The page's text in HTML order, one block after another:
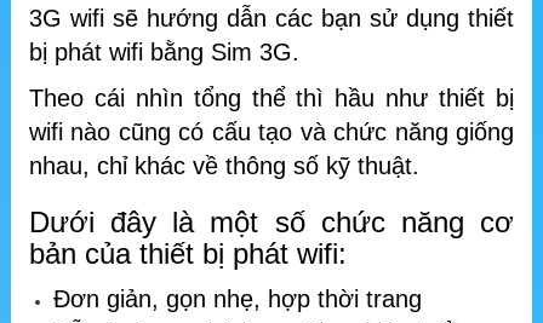
3G wifi sẽ hướng dẫn các bạn sử dụng thiết
bị phát wifi bằng Sim 3G.
Theo cái nhìn tổng thể thì hầu như thiết bị
wifi nào cũng có cấu tạo và chức năng giống
nhau, chỉ khác về thông số kỹ thuật.
Dưới đây là một số chức năng cơ
bản của thiết bị phát wifi:
Đơn giản, gọn nhẹ, hợp thời trang